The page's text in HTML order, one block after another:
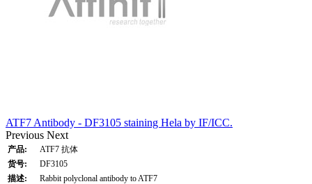
ATF7 Antibody - DF3105 staining Hela by IF/ICC.
Previous Next
产品:
ATF7 抗体
货号:
DF3105
描述:
Rabbit polyclonal antibody to ATF7